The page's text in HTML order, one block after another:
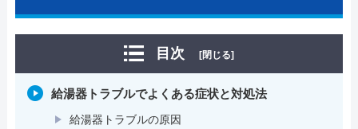
目次 [閉じる]
給湯器トラブルでよくある症状と対処法
給湯器トラブルの原因